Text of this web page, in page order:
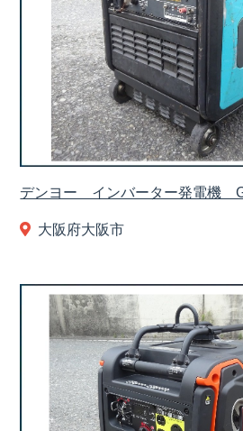
デンヨー インバーター発電機
大阪府大阪市